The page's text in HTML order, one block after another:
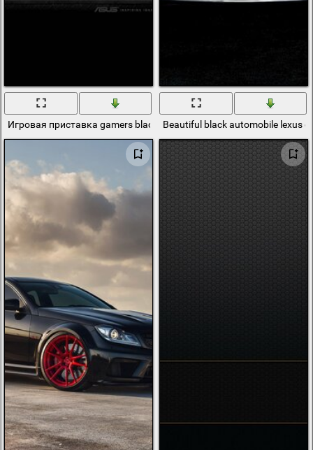
Игровая приставка gamers black Beautiful black automobile lexus